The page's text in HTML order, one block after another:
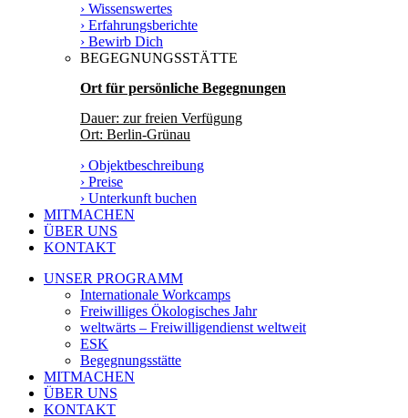
› Wissenswertes
› Erfahrungsberichte
› Bewirb Dich
BEGEGNUNGSSTÄTTE
Ort für persönliche Begegnungen
Dauer: zur freien Verfügung
Ort: Berlin-Grünau
› Objektbeschreibung
› Preise
› Unterkunft buchen
MITMACHEN
ÜBER UNS
KONTAKT
UNSER PROGRAMM
Internationale Workcamps
Freiwilliges Ökologisches Jahr
weltwärts – Freiwilligendienst weltweit
ESK
Begegnungsstätte
MITMACHEN
ÜBER UNS
KONTAKT